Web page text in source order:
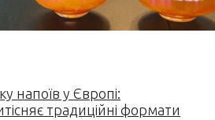
напоїв у Європі:
традиційні формати